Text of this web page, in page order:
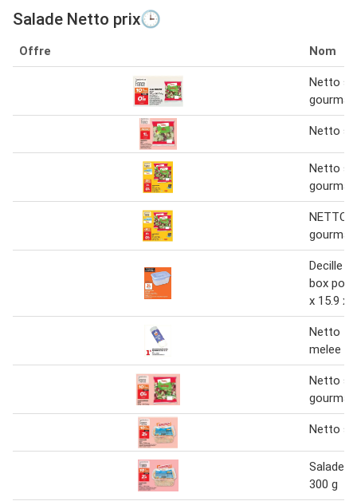
Salade Netto prix🕒
Offre Nom
Netto
Netto
Netto
NETTO
Decille
box
x 15.9 x
Netto -
melee
Netto
Netto
Salade
300 g